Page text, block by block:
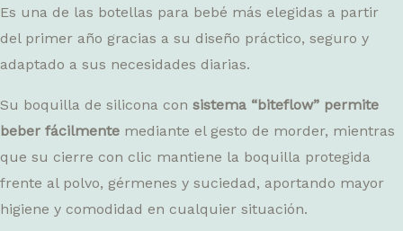
Es una de las botellas para bebé más elegidas a partir
del primer año gracias a su diseño práctico, seguro y
adaptado a sus necesidades diarias.
Su boquilla de silicona con sistema “biteflow” permite
beber fácilmente mediante el gesto de morder, mientras
que su cierre con clic mantiene la boquilla protegida
frente al polvo, gérmenes y suciedad, aportando mayor
higiene y comodidad en cualquier situación.